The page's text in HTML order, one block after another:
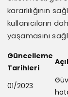
kararlılığının
kullanıcıların
yaşamasını
Güncelleme
Tarihleri
01/2023